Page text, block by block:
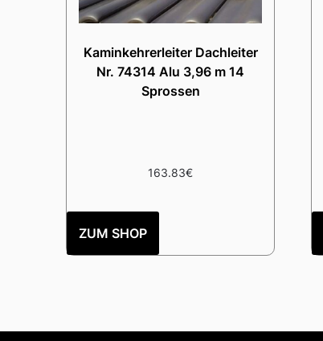
Kaminkehrerleiter Dachleiter
Nr. 74314 Alu 3,96 m 14
Sprossen
163.83€
ZUM SHOP